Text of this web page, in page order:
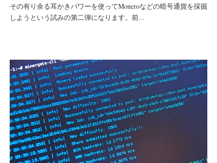
その有り余る耳かきパワーを使ってMoneroなどの暗号通貨を採掘
しようという試みの第二弾になります。前...